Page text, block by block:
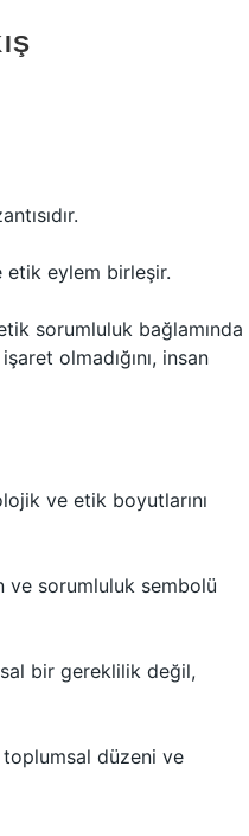
etik eylem birleşir.
sorumluluk bağlamında
olmadığını, insan
ve etik boyutlarını
ve sorumluluk sembolü
bir gereklilik değil,
toplumsal düzeni ve